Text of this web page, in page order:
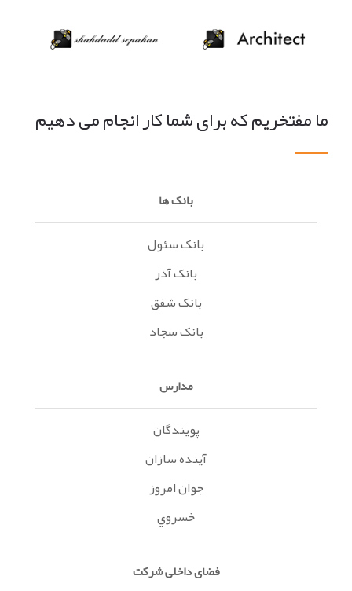
ما مفتخریم که برای شما کار انجام می دهیم
بانک ها
بانک سئول
بانک آذر
بانک شفق
بانک سجاد
مدارس
پويندگان
آينده سازان
جوان امروز
خسروي
فضای داخلی شرکت